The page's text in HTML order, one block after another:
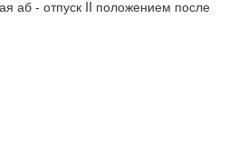
аб - отпуск II положением после